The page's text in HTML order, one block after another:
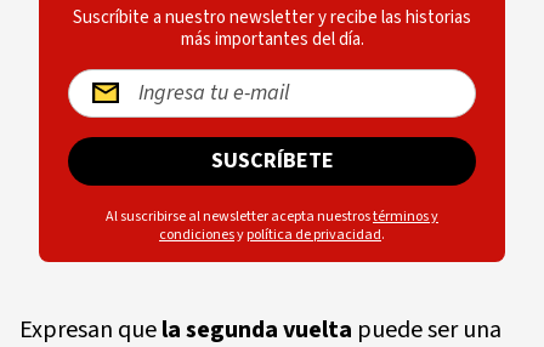
Suscríbite a nuestro newsletter y recibe las historias
más importantes del día.
SUSCRÍBETE
Al suscribirse al newsletter acepta nuestrostérminos y
condicionesypolítica de privacidad.
Expresan quela segunda vuelta puede ser una